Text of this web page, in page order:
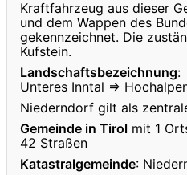
Kraftfahrzeug aus dieser
und dem Wappen des
gekennzeichnet. Die
Kufstein.
Landschaftsbezeichnung:
Unteres Inntal ⇒
Niederndorf gilt als
Gemeinde in Tirol mit 1
42 Straßen
Katastralgemeinde: